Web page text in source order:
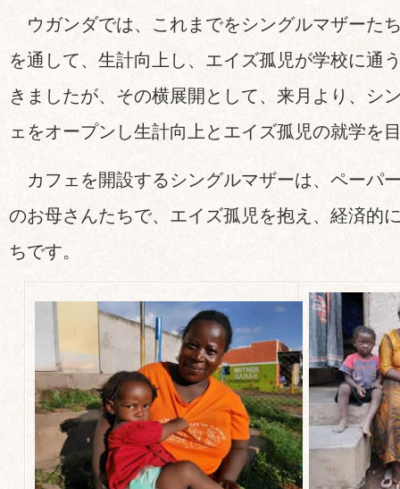
ウガンダでは、これまでをシングルマザーた
を通して、生計向上し、エイズ孤児が学校に通
きましたが、その横展開として、来月より、シ
ェをオープンし生計向上とエイズ孤児の就学を
カフェを開設するシングルマザーは、ペーパ
のお母さんたちで、エイズ孤児を抱え、経済的
ちです。